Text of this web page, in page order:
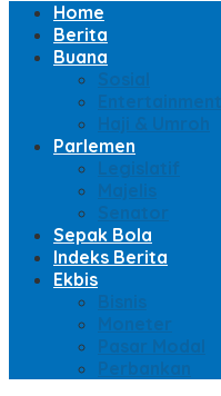
Home
Berita
Buana
Sosial
Entertainment
Haji & Umroh
Parlemen
Legislatif
Majelis
Senator
Sepak Bola
Indeks Berita
Ekbis
Bisnis
Moneter
Pasar Modal
Perbankan